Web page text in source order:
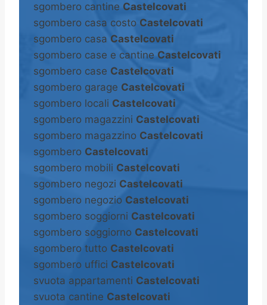
sgombero cantine Castelcovati
sgombero casa costo Castelcovati
sgombero casa Castelcovati
sgombero case e cantine Castelcovati
sgombero case Castelcovati
sgombero garage Castelcovati
sgombero locali Castelcovati
sgombero magazzini Castelcovati
sgombero magazzino Castelcovati
sgombero Castelcovati
sgombero mobili Castelcovati
sgombero negozi Castelcovati
sgombero negozio Castelcovati
sgombero soggiorni Castelcovati
sgombero soggiorno Castelcovati
sgombero tutto Castelcovati
sgombero uffici Castelcovati
svuota appartamenti Castelcovati
svuota cantine Castelcovati